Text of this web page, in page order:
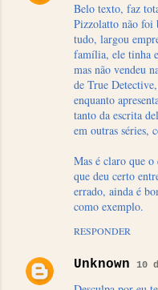
Belo texto, faz
Pizzolatto não foi
tudo, largou
família, ele tinha
mas não vendeu
de True
enquanto
tanto da escrita
em outras séries,
Mas é claro que o
que deu certo
errado, ainda é
como exemplo.
RESPONDER
Unknown 10